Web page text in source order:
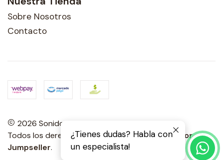
Sobre Nosotros
Contacto
2026 Sonidos Porteños.
Todos los derechos reservados.Desarrollado por
Jumpseller.
¿Tienes dudas? Habla con
un especialista!